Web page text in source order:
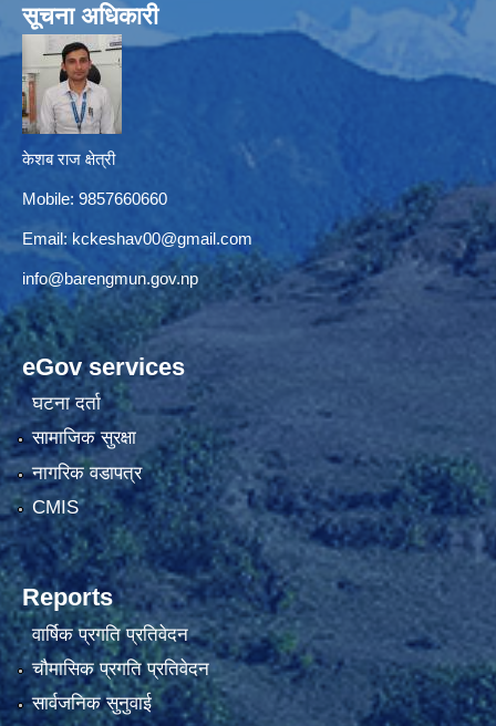
सूचना अधिकारी
केशब राज क्षेत्री
Mobile: 9857660660
Email: kckeshav00@gmail.com
info@barengmun.gov.np
eGov services
घटना दर्ता
सामाजिक सुरक्षा
नागरिक वडापत्र
CMIS
Reports
वार्षिक प्रगति प्रतिवेदन
चौमासिक प्रगति प्रतिवेदन
सार्वजनिक सुनुवाई